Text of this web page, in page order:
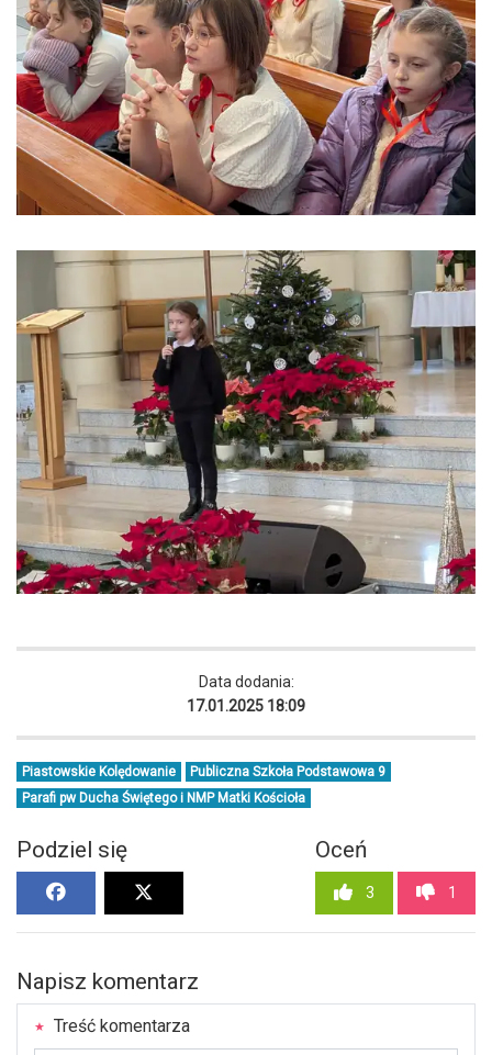
Data dodania:
17.01.2025 18:09
Piastowskie Kolędowanie
Publiczna Szkoła Podstawowa 9
Parafi pw Ducha Świętego i NMP Matki Kościoła
Podziel się Oceń
3 1
Napisz komentarz
Treść komentarza